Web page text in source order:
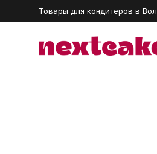
Товары для кондитеров в